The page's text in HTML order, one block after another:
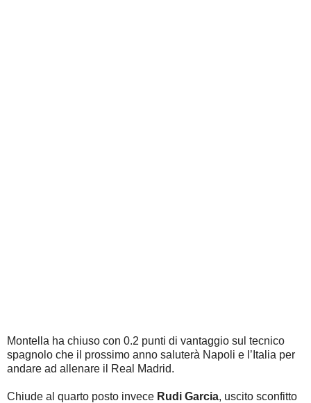
Montella ha chiuso con 0.2 punti di vantaggio sul tecnico
spagnolo che il prossimo anno saluterà Napoli e l’Italia per
andare ad allenare il Real Madrid.
Chiude al quarto posto invece Rudi Garcia, uscito sconfitto